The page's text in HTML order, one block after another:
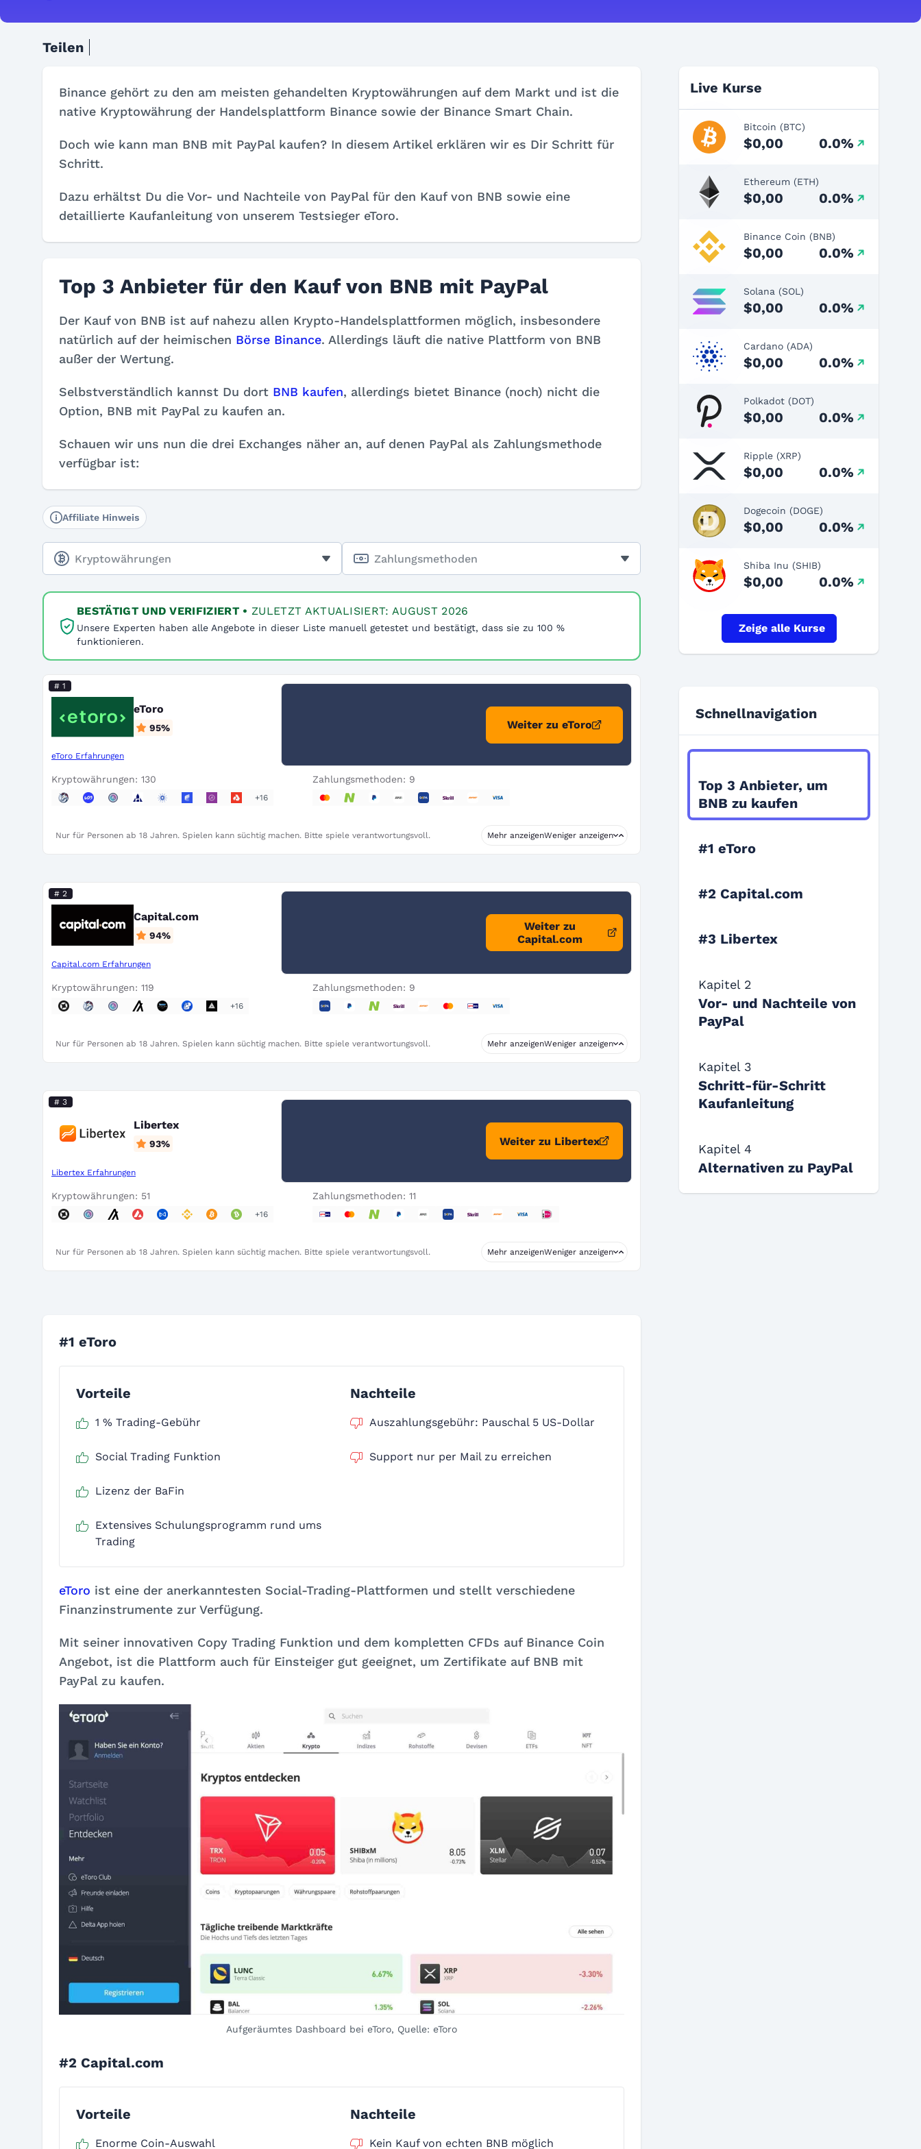
Teilen
Binance gehört zu den am meisten gehandelten Kryptowährungen auf dem Markt und ist die
native Kryptowährung der Handelsplattform Binance sowie der Binance Smart Chain.
Doch wie kann man BNB mit PayPal kaufen? In diesem Artikel erklären wir es Dir Schritt für
Schritt.
Dazu erhältst Du die Vor- und Nachteile von PayPal für den Kauf von BNB sowie eine
detaillierte Kaufanleitung von unserem Testsieger eToro.
Top 3 Anbieter für den Kauf von BNB mit PayPal
Der Kauf von BNB ist auf nahezu allen Krypto-Handelsplattformen möglich, insbesondere
natürlich auf der heimischen Börse Binance. Allerdings läuft die native Plattform von BNB
außer der Wertung.
Selbstverständlich kannst Du dort BNB kaufen, allerdings bietet Binance (noch) nicht die
Option, BNB mit PayPal zu kaufen an.
Schauen wir uns nun die drei Exchanges näher an, auf denen PayPal als Zahlungsmethode
verfügbar ist:
Affiliate Hinweis
Kryptowährungen Zahlungsmethoden
BESTÄTIGT UND VERIFIZIERT • ZULETZT AKTUALISIERT: AUGUST 2026
Unsere Experten haben alle Angebote in dieser Liste manuell getestet und bestätigt, dass sie zu 100 %
funktionieren.
# 1
eToro
95%
eToro Erfahrungen
Weiter zu eToro
Kryptowährungen: 130
+16
Zahlungsmethoden: 9
Nur für Personen ab 18 Jahren. Spielen kann süchtig machen. Bitte spiele verantwortungsvoll. Mehr anzeigenWeniger anzeigen
# 2
Capital.com
94%
Capital.com Erfahrungen
Weiter zu
Capital.com
Kryptowährungen: 119
+16
Zahlungsmethoden: 9
Nur für Personen ab 18 Jahren. Spielen kann süchtig machen. Bitte spiele verantwortungsvoll. Mehr anzeigenWeniger anzeigen
# 3
Libertex
93%
Libertex Erfahrungen
Weiter zu Libertex
Kryptowährungen: 51
+16
Zahlungsmethoden: 11
Nur für Personen ab 18 Jahren. Spielen kann süchtig machen. Bitte spiele verantwortungsvoll. Mehr anzeigenWeniger anzeigen
#1 eToro
Vorteile
1 % Trading-Gebühr
Social Trading Funktion
Lizenz der BaFin
Extensives Schulungsprogramm rund ums
Trading
Nachteile
Auszahlungsgebühr: Pauschal 5 US-Dollar
Support nur per Mail zu erreichen
eToro ist eine der anerkanntesten Social-Trading-Plattformen und stellt verschiedene
Finanzinstrumente zur Verfügung.
Mit seiner innovativen Copy Trading Funktion und dem kompletten CFDs auf Binance Coin
Angebot, ist die Plattform auch für Einsteiger gut geeignet, um Zertifikate auf BNB mit
PayPal zu kaufen.
Aufgeräumtes Dashboard bei eToro, Quelle: eToro
#2 Capital.com
Vorteile
Enorme Coin-Auswahl
Nachteile
Kein Kauf von echten BNB möglich
Live Kurse
Bitcoin (BTC)
$0,00 0.0%
Ethereum (ETH)
$0,00 0.0%
Binance Coin (BNB)
$0,00 0.0%
Solana (SOL)
$0,00 0.0%
Cardano (ADA)
$0,00 0.0%
Polkadot (DOT)
$0,00 0.0%
Ripple (XRP)
$0,00 0.0%
Dogecoin (DOGE)
$0,00 0.0%
Shiba Inu (SHIB)
$0,00 0.0%
Zeige alle Kurse
Schnellnavigation
Top 3 Anbieter, um
BNB zu kaufen
#1 eToro
#2 Capital.com
#3 Libertex
Kapitel 2
Vor- und Nachteile von
PayPal
Kapitel 3
Schritt-für-Schritt
Kaufanleitung
Kapitel 4
Alternativen zu PayPal